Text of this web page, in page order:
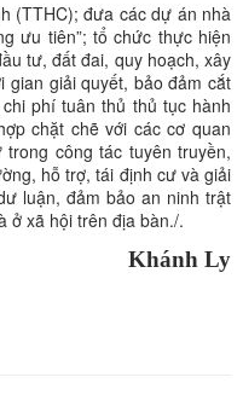
(TTHC); đưa các dự án nhà
ưu tiên”; tổ chức thực hiện
tư, đất đai, quy hoạch, xây
giải quyết, bảo đảm cắt
phí tuân thủ thủ tục hành
chặt chẽ với các cơ quan
công tác tuyên truyền,
hỗ trợ, tái định cư và giải
luận, đảm bảo an ninh trật
ở xã hội trên địa bàn./.
Khánh Ly